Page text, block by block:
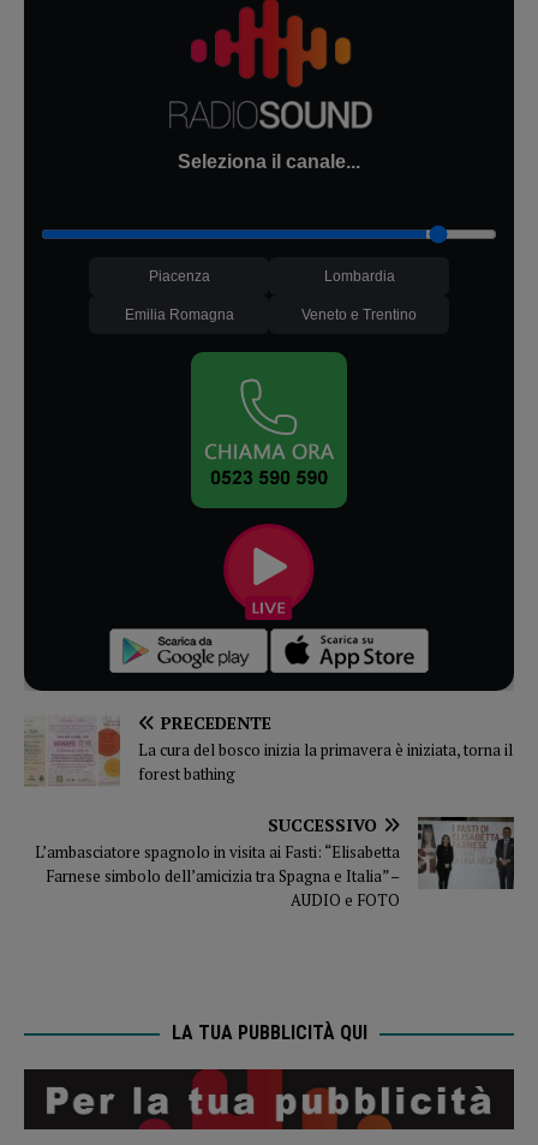
Seleziona il canale...
Piacenza Lombardia
Emilia Romagna Veneto e Trentino
PRECEDENTE
La cura del bosco inizia la primavera è iniziata, torna il
forest bathing
SUCCESSIVO
L’ambasciatore spagnolo in visita ai Fasti: “Elisabetta
Farnese simbolo dell’amicizia tra Spagna e Italia” –
AUDIO e FOTO
LA TUA PUBBLICITÀ QUI